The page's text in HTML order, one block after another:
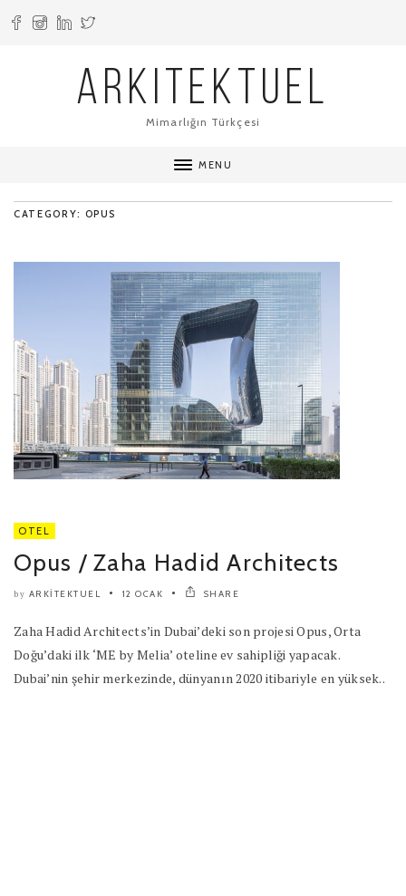
ARKITEKTUEL
Mimarlığın Türkçesi
MENU
CATEGORY: OPUS
OTEL
Opus / Zaha Hadid Architects
by ARKITEKTUEL 12 OCAK SHARE
Zaha Hadid Architects’in Dubai’deki son projesi Opus, Orta
Doğu’daki ilk ‘ME by Melia’ oteline ev sahipliği yapacak.
Dubai’nin şehir merkezinde, dünyanın 2020 itibariyle en yüksek..